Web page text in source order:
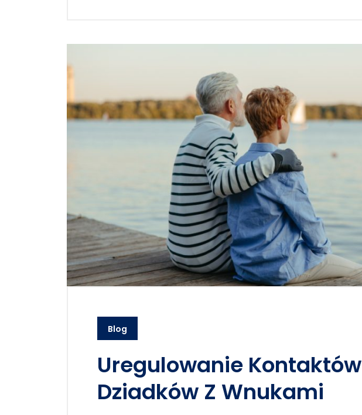
Blog
Uregulowanie Kontaktów
Dziadków Z Wnukami